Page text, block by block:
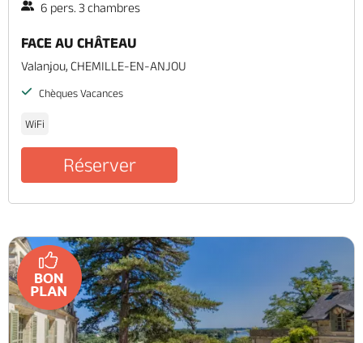
6 pers. 3 chambres
FACE AU CHÂTEAU
Valanjou, CHEMILLE-EN-ANJOU
Chèques Vacances
WiFi
Réserver